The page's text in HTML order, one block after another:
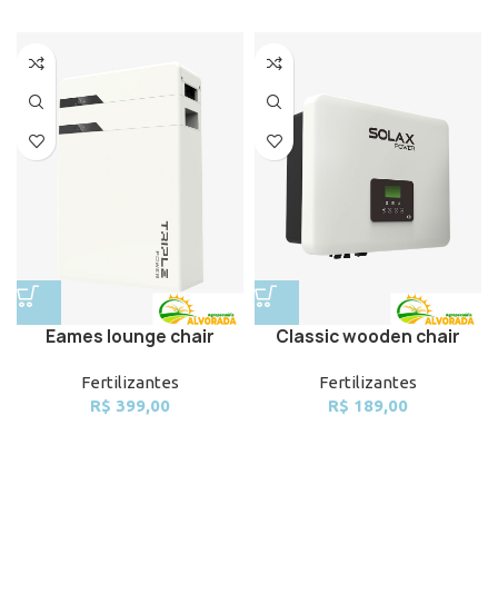
Eames lounge chair
Fertilizantes
R$ 399,00
Classic wooden chair
Fertilizantes
R$ 189,00